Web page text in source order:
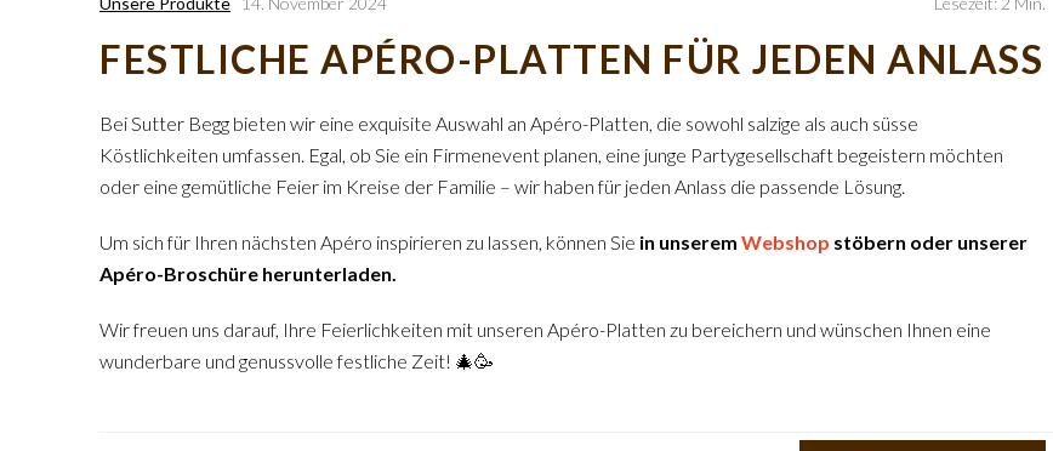
FESTLICHE APÉRO-PLATTEN FÜR JEDEN ANLASS
Bei Sutter Begg bieten wir eine exquisite Auswahl an Apéro-Platten, die sowohl salzige als auch süsse
Köstlichkeiten umfassen. Egal, ob Sie ein Firmenevent planen, eine junge Partygesellschaft begeistern möchten
oder eine gemütliche Feier im Kreise der Familie – wir haben für jeden Anlass die passende Lösung.
Um sich für Ihren nächsten Apéro inspirieren zu lassen, können Sie in unserem Webshop stöbern oder unserer
Apéro-Broschüre herunterladen.
Wir freuen uns darauf, Ihre Feierlichkeiten mit unseren Apéro-Platten zu bereichern und wünschen Ihnen eine
wunderbare und genussvolle festliche Zeit! 🎄🥳